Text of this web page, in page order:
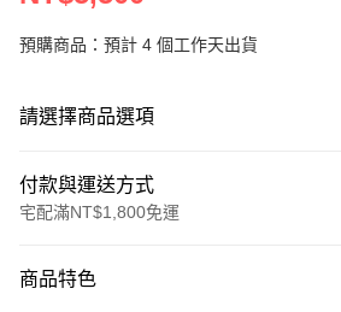
預購商品：預計 4 個工作天出貨
請選擇商品選項
付款與運送方式
宅配滿NT$1,800免運
信用卡一次付款
商品特色